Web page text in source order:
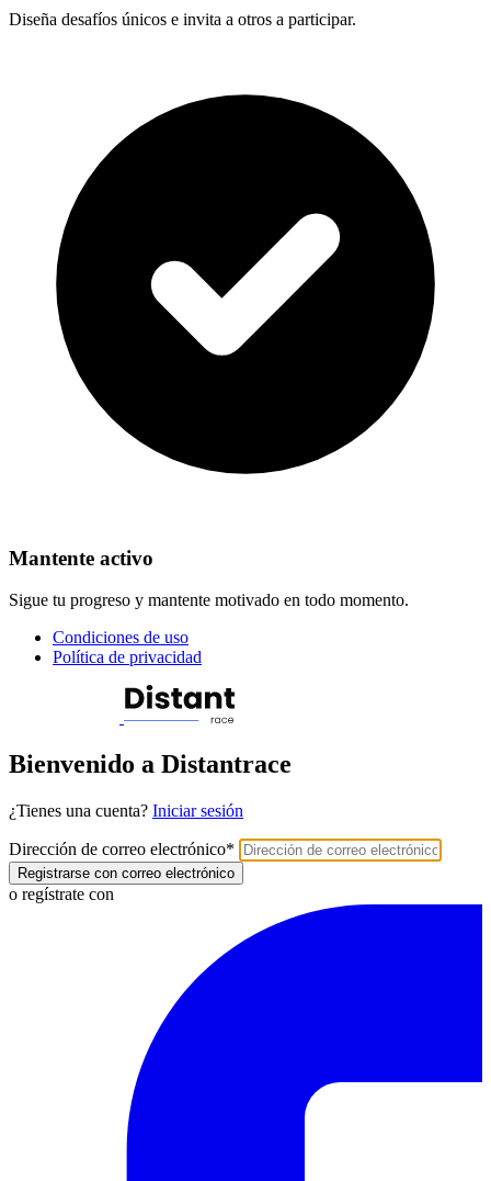
Diseña desafíos únicos e invita a otros a participar.
Mantente activo
Sigue tu progreso y mantente motivado en todo momento.
Condiciones de uso
Política de privacidad
Bienvenido a Distantrace
¿Tienes una cuenta? Iniciar sesión
Dirección de correo electrónico*
Registrarse con correo electrónico
o regístrate con